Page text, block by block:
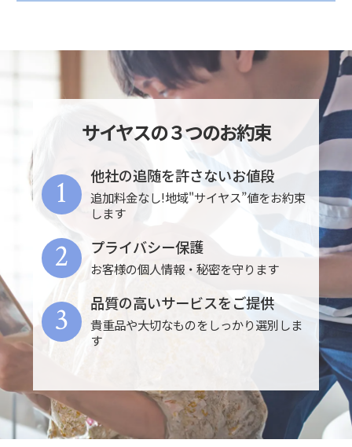
サイヤスの３つのお約束
他社の追随を許さないお値段
追加料金なし!地域"サイヤス”値をお約束
します
1
プライバシー保護
お客様の個人情報・秘密を守ります
2
品質の高いサービスをご提供
貴重品や大切なものをしっかり選別しま
す
3